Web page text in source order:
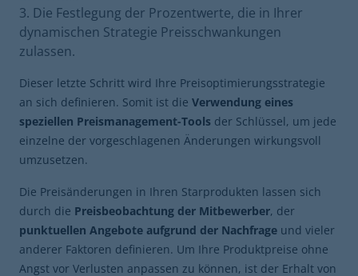
Die Festlegung der Prozentwerte, die in Ihrer
dynamischen Strategie Preisschwankungen
zulassen.
Dieser letzte Schritt wird Ihre Preisoptimierungsstrategie
an sich definieren. Somit ist die Verwendung eines
speziellen Preismanagement-Tools der Schlüssel, um jede
einzelne der vorgeschlagenen Änderungen wirkungsvoll
umzusetzen.
Die Preisänderungen in Ihren Starprodukten lassen sich
durch die Preisbeobachtung der Mitbewerber, der
punktuellen Angebote aufgrund der Nachfrage und vieler
anderer Faktoren definieren. Um Ihre Produktpreise ohne
Angst vor Verlusten anpassen zu können, ist der Erhalt von